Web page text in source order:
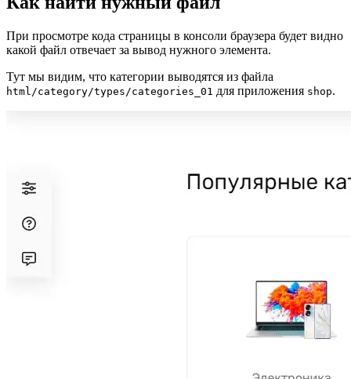
При просмотре кода страницы в консоли браузера будет видно
какой файл отвечает за вывод нужного элемента.
Тут мы видим, что категории выводятся из файла
html/category/types/categories_01 для приложения shop.